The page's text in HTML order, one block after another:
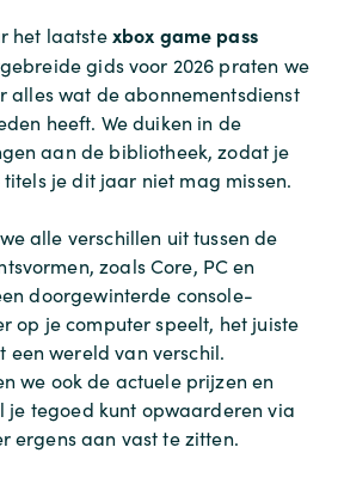
het laatstexbox game pass
gids voor 2026 praten we
alles wat de abonnementsdienst
heeft. We duiken in de
aan de bibliotheek, zodat je
je dit jaar niet mag missen.
alle verschillen uit tussen de
zoals Core, PC en
doorgewinterde console-
op je computer speelt, het juiste
een wereld van verschil.
we ook de actuele prijzen en
je tegoed kunt opwaarderen via
ergens aan vast te zitten.